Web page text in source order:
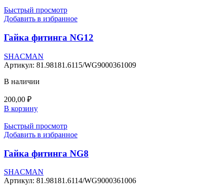
Быстрый просмотр
Добавить в избранное
Гайка фитинга NG12
SHACMAN
Артикул: 81.98181.6115/WG9000361009
В наличии
200,00 ₽
В корзину
Быстрый просмотр
Добавить в избранное
Гайка фитинга NG8
SHACMAN
Артикул: 81.98181.6114/WG9000361006